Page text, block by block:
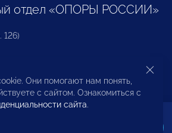
отдел «ОПОРЫ РОССИИ»
126)
прав предпринимателей и
Они помогают нам понять,
с сайтом. Ознакомиться с
сайта.